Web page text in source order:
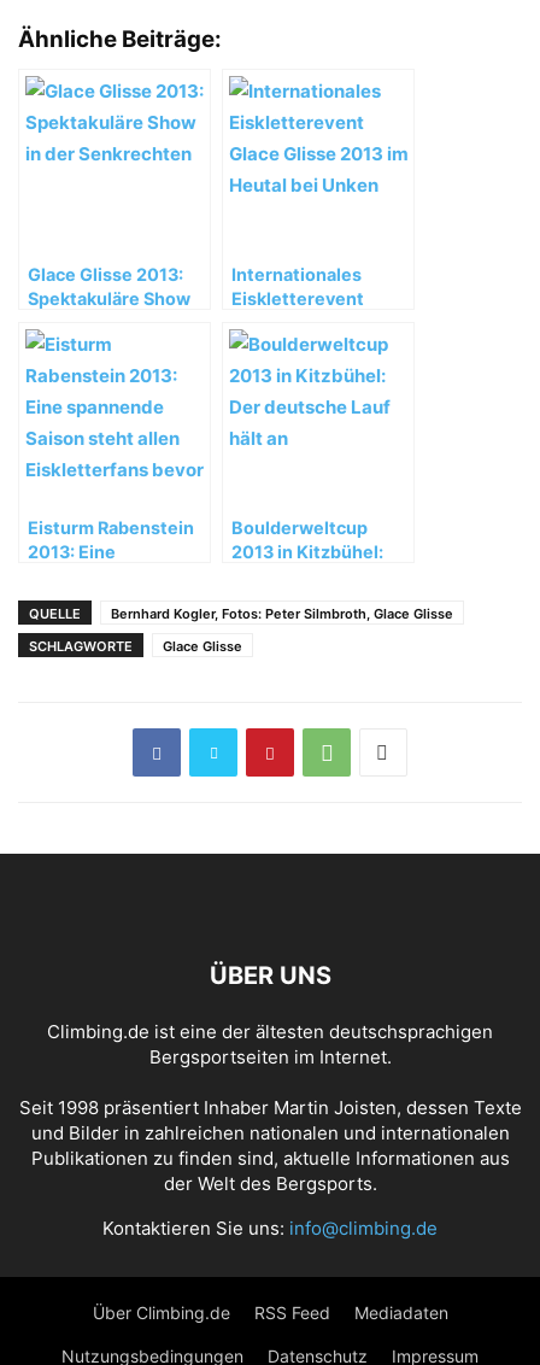
Ähnliche Beiträge:
Glace Glisse 2013:
Spektakuläre Show
Internationales
Eiskletterevent
Heutal bei Unken
Eisturm Rabenstein
2013: Eine
steht allen
Eiskletterfans bevor
Boulderweltcup
2013 in Kitzbühel:
QUELLE
Bernhard Kogler, Fotos: Peter Silmbroth, Glace Glisse
SCHLAGWORTE
Glace Glisse
ÜBER UNS
Climbing.de ist eine der ältesten deutschsprachigen
Bergsportseiten im Internet.
Seit 1998 präsentiert Inhaber Martin Joisten, dessen Texte
und Bilder in zahlreichen nationalen und internationalen
Publikationen zu finden sind, aktuelle Informationen aus
der Welt des Bergsports.
Kontaktieren Sie uns: info@climbing.de
Über Climbing.de RSS Feed Mediadaten
Nutzungsbedingungen Datenschutz Impressum